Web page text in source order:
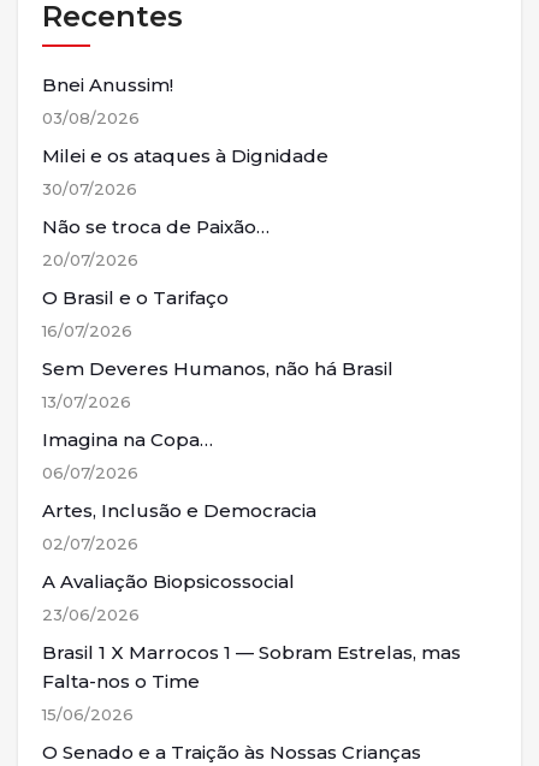
Recentes
Bnei Anussim!
03/08/2026
Milei e os ataques à Dignidade
30/07/2026
Não se troca de Paixão…
20/07/2026
O Brasil e o Tarifaço
16/07/2026
Sem Deveres Humanos, não há Brasil
13/07/2026
Imagina na Copa…
06/07/2026
Artes, Inclusão e Democracia
02/07/2026
A Avaliação Biopsicossocial
23/06/2026
Brasil 1 X Marrocos 1 — Sobram Estrelas, mas
Falta-nos o Time
15/06/2026
O Senado e a Traição às Nossas Crianças